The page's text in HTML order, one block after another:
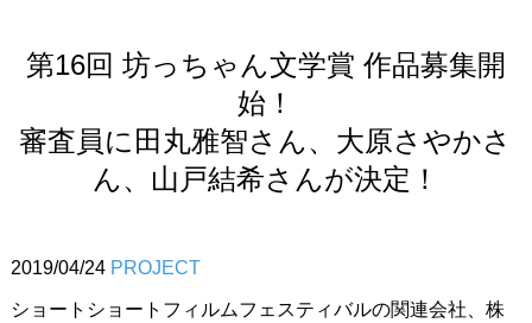
第16回 坊っちゃん文学賞 作品募集開
始！
審査員に田丸雅智さん、大原さやかさ
ん、山戸結希さんが決定！
2019/04/24 PROJECT
ショートショートフィルムフェスティバルの関連会社、株